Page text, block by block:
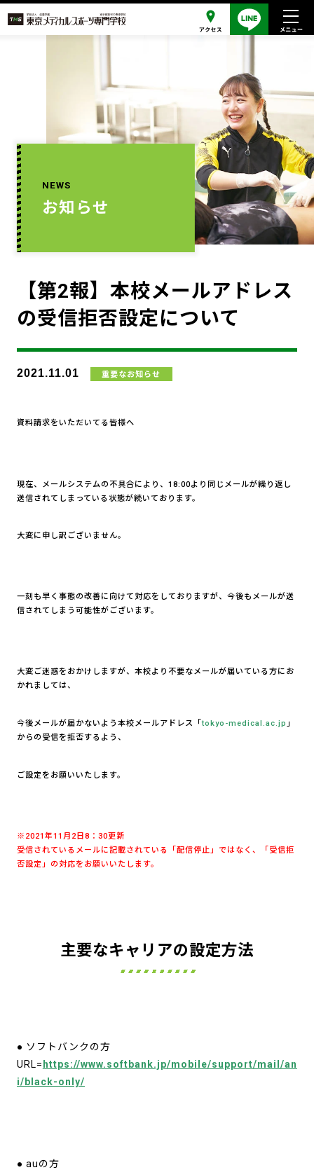
NEWS
お知らせ
【第2報】本校メールアドレス
の受信拒否設定について
2021.11.01 重要なお知らせ
資料請求をいただいてる皆様へ
現在、メールシステムの不具合により、18:00より同じメールが繰り返し
送信されてしまっている状態が続い ております。
大変に申し訳ございません。
一刻も早く事態の改善に向けて対応をしておりますが、今後もメールが送
信されてしまう可能性がございます。
大変ご迷惑をおかけしますが、本校より不要なメールが届いている方にお
かれましては、
今後メールが届かないよう本校メールアドレス「to kyo-medical.ac.jp 」
からの受信を拒否するよう、
ご設定をお願いいたします。
※2021年11月2日8：30更新
受信されているメールに記載されている「配信停止」ではなく、「受信拒
否設定」の対応をお願いいたします。
主要なキャリアの設定方法
● ソフトバンクの方
URL= https://www.softbank.jp/mobile/support/mail/
i/black-only/
● auの方